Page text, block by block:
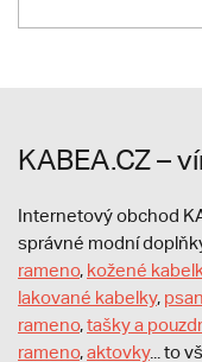
KABEA.CZ –
Internetový obchod
správné modní
rameno, kožené
lakované kabelky,
rameno,tašky a
rameno,aktovky... to